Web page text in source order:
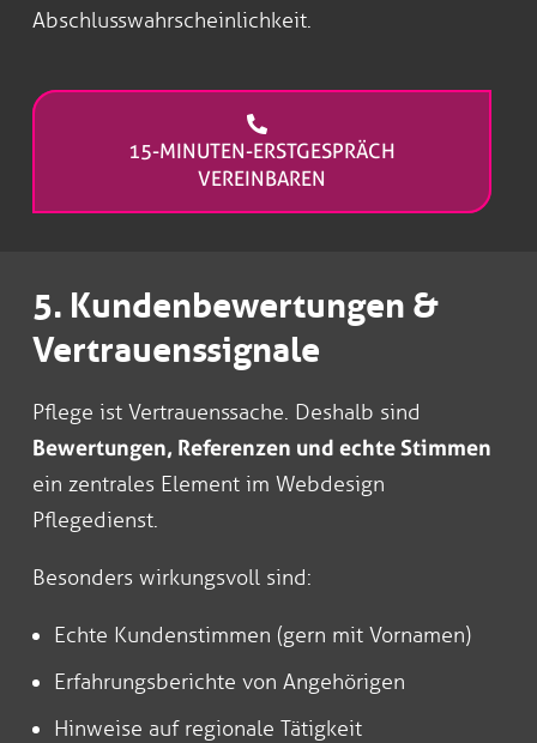
Abschlusswahrscheinlichkeit.
15-MINUTEN-ERSTGESPRÄCH
VEREINBAREN
5. Kundenbewertungen &
Vertrauenssignale
Pflege ist Vertrauenssache. Deshalb sind
Bewertungen, Referenzen und echte Stimmen
ein zentrales Element im Webdesign
Pflegedienst.
Besonders wirkungsvoll sind:
Echte Kundenstimmen (gern mit Vornamen)
Erfahrungsberichte von Angehörigen
Hinweise auf regionale Tätigkeit